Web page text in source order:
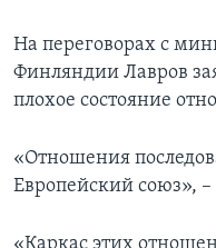
На переговорах с
Финляндии Лавров
плохое состояние
«Отношения
Европейский союз», –